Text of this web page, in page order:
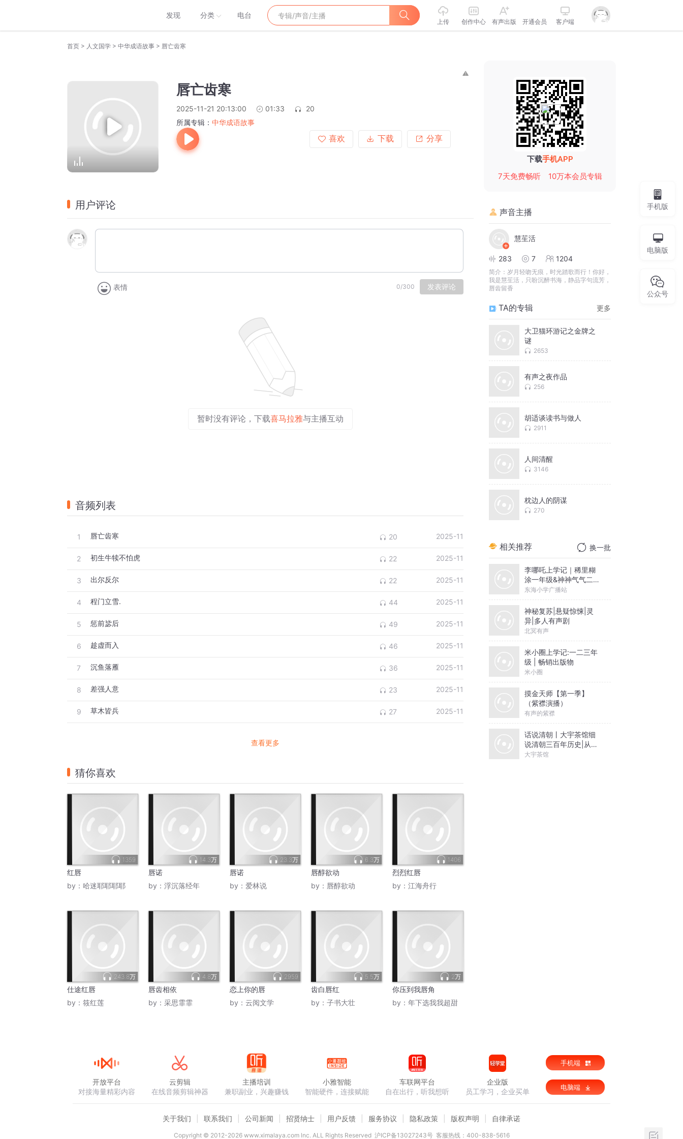
发现 分类 电台
上传 创作中心 有声出版 开通会员 客户端
首页 > 人文国学 > 中华成语故事 > 唇亡齿寒
唇亡齿寒
2025-11-21 20:13:00 01:33
20
所属专辑： 中华成语故事
喜欢
下载 分享
用户评论
表情 0/300 发表评论
暂时没有评论，下载喜马拉雅与主播互动
音频列表
1 唇亡齿寒 20 2025-11
2 初生牛犊不怕虎 22 2025-11
3 出尔反尔 22 2025-11
4 程门立雪. 44 2025-11
5 惩前毖后 49 2025-11
6 趁虚而入 46 2025-11
7 沉鱼落雁 36 2025-11
8 差强人意 23 2025-11
9 草木皆兵 27 2025-11
查看更多
猜你喜欢
1359
红唇
by： 哈迷耶耶耶耶
14.3万
唇诺
by： 浮沉落经年
23.3万
唇诺
by： 爱林说
6.3万
唇醇欲动
by： 唇醇欲动
1406
烈烈红唇
by： 江海舟行
243.8万
仕途红唇
by： 筱红莲
4.8万
唇齿相依
by： 采思霏霏
2959
恋上你的唇
by： 云阅文学
5.5万
齿白唇红
by： 子书大壮
2万
你压到我唇角
by： 年下选我我超甜
下载手机APP
7天免费畅听
10万本会员专辑
声音主播
慧苼活
283 7 1204
简介： 岁月轻吻无痕，时光踏歌而行！你好，
我是慧苼活，只盼沉醉书海，静品字句流芳，
唇齿留香
TA的专辑 更多
大卫猫环游记之金牌之
谜
2653
有声之夜作品
256
胡适谈读书与做人
2911
人间清醒
3146
枕边人的阴谋
270
相关推荐 换一批
李哪吒上学记｜稀里糊
涂一年级&神神气气二年
级
东海小学广播站
神秘复苏|悬疑惊悚|灵
异|多人有声剧
北冥有声
米小圈上学记:一二三年
级 | 畅销出版物
米小圈
摸金天师【第一季】
（紫襟演播）
有声的紫襟
话说清朝丨大宇茶馆细
说清朝三百年历史|从努
尔哈赤到末代皇帝溥仪|
大宇茶馆
手机版
电脑版
公众号
开放平台
对接海量精彩内容
云剪辑
在线音频剪辑神器
主播培训
兼职副业，兴趣赚钱
小雅智能
智能硬件，连接赋能
车联网平台
自在出行，听我想听
企业版
员工学习，企业买单
手机端
电脑端
关于我们 联系我们 公司新闻 招贤纳士 用户反馈 服务协议 隐私政策 版权声明 自律承诺
Copyright © 2012-2026www.ximalaya.com lnc. ALL Rights Reserved 沪ICP备13027243号 客服热线：400-838-5616